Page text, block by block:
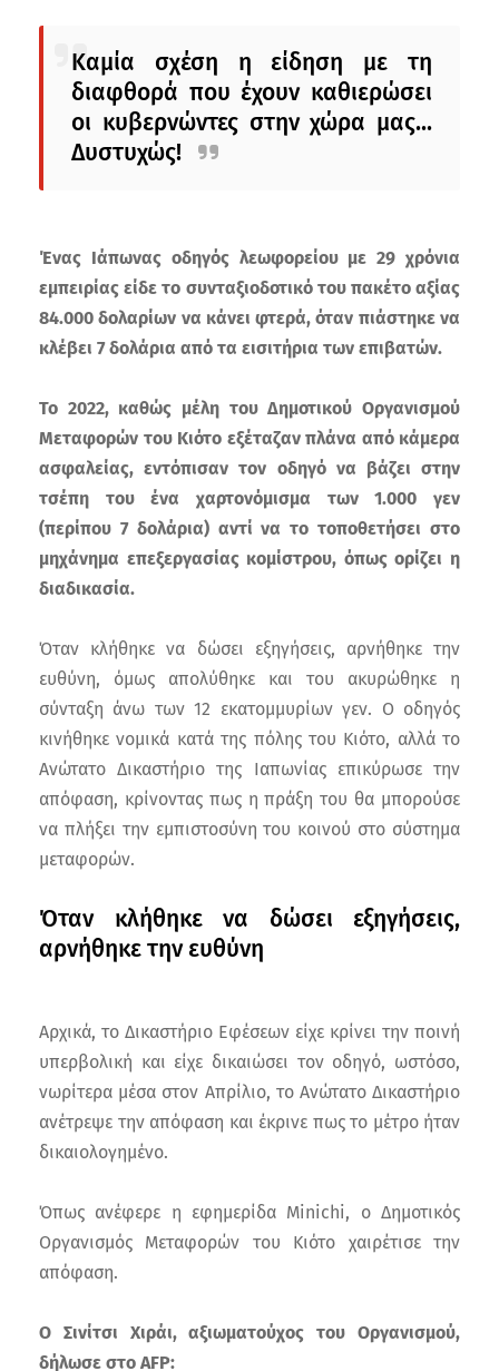
Καμία σχέση η είδηση με τη
διαφθορά που έχουν καθιερώσει
οι κυβερνώντες στην χώρα μας...
Δυστυχώς!
Ένας Ιάπωνας οδηγός λεωφορείου με 29 χρόνια
εμπειρίας είδε το συνταξιοδοτικό του πακέτο αξίας
84.000 δολαρίων να κάνει φτερά, όταν πιάστηκε να
κλέβει 7 δολάρια από τα εισιτήρια των επιβατών.
Το 2022, καθώς μέλη του Δημοτικού Οργανισμού
Μεταφορών του Κιότο εξέταζαν πλάνα από κάμερα
ασφαλείας, εντόπισαν τον οδηγό να βάζει στην
τσέπη του ένα χαρτονόμισμα των 1.000 γεν
(περίπου 7 δολάρια) αντί να το τοποθετήσει στο
μηχάνημα επεξεργασίας κομίστρου, όπως ορίζει η
διαδικασία.
Όταν κλήθηκε να δώσει εξηγήσεις, αρνήθηκε την
ευθύνη, όμως απολύθηκε και του ακυρώθηκε η
σύνταξη άνω των 12 εκατομμυρίων γεν. Ο οδηγός
κινήθηκε νομικά κατά της πόλης του Κιότο, αλλά το
Ανώτατο Δικαστήριο της Ιαπωνίας επικύρωσε την
απόφαση, κρίνοντας πως η πράξη του θα μπορούσε
να πλήξει την εμπιστοσύνη του κοινού στο σύστημα
μεταφορών.
Όταν κλήθηκε να δώσει εξηγήσεις,
αρνήθηκε την ευθύνη
Αρχικά, το Δικαστήριο Εφέσεων είχε κρίνει την ποινή
υπερβολική και είχε δικαιώσει τον οδηγό, ωστόσο,
νωρίτερα μέσα στον Απρίλιο, το Ανώτατο Δικαστήριο
ανέτρεψε την απόφαση και έκρινε πως το μέτρο ήταν
δικαιολογημένο.
Όπως ανέφερε η εφημερίδα Minichi, ο Δημοτικός
Οργανισμός Μεταφορών του Κιότο χαιρέτισε την
απόφαση.
Ο Σινίτσι Χιράι, αξιωματούχος του Οργανισμού,
δήλωσε στο AFP: